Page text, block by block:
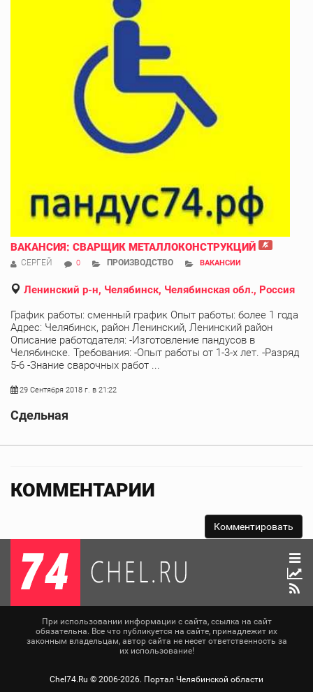
ВАКАНСИЯ: СВАРЩИК МЕТАЛЛОКОНСТРУКЦИЙ
СЕРГЕЙ 0 ПРОИЗВОДСТВО ВАКАНСИИ
Ленинский р-н, Челябинск, Челябинская обл., Россия
График работы: сменный график Опыт работы: более 1 года
Адрес: Челябинск, район Ленинский, Ленинский район
Описание работодателя: -Изготовление пандусов в
Челябинске. Требования: -Опыт работы от 1-3-х лет. -Разряд
5-6 -Знание сварочных работ ...
29 Сентября 2018 г. в 21:22
Сдельная
КОММЕНТАРИИ
При использовании информации с сайта, ссылка на сайт
обязательна. Все что публикуется на сайте, принадлежит их
законным владельцам, автор сайта не несет ответственность за
их использование!
Chel74.Ru © 2006-2026. Портал Челябинской области